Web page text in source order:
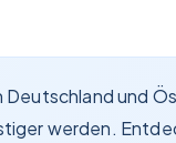
und
werden.